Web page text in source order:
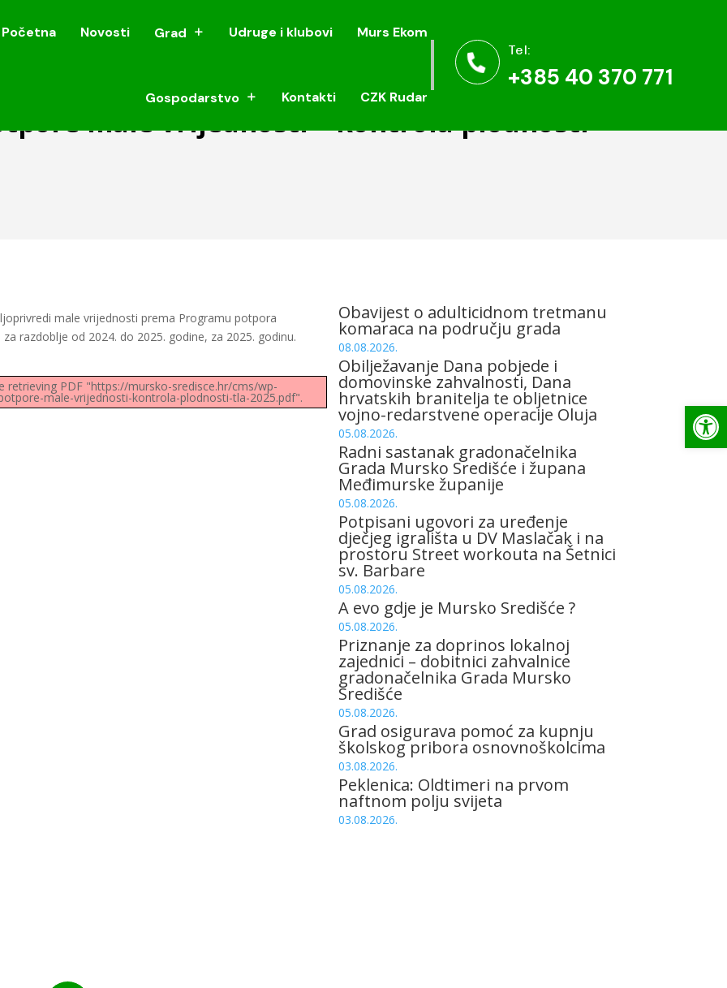
Početna Novosti Grad Udruge i klubovi Murs Ekom
Gospodarstvo Kontakti CZK Rudar

Tel:
+385 40 370 771
Početna Novosti Grad Udruge i klubovi Murs Ekom
Gospodarstvo Kontakti CZK Rudar

Tel:
+385 40 370 771
male vrijednosti – kontrola plodnosti
male vrijednosti prema Programu potpora
razdoblje od 2024. do 2025. godine, za 2025. godinu.
retrieving PDF "https://mursko-sredisce.hr/cms/wp-
male-vrijednosti-kontrola-plodnosti-tla-2025.pdf".
Obavijest o adulticidnom tretmanu
komaraca na području grada
08.08.2026.
Obilježavanje Dana pobjede i
domovinske zahvalnosti, Dana
hrvatskih branitelja te obljetnice
vojno-redarstvene operacije Oluja
05.08.2026.
Radni sastanak gradonačelnika
Grada Mursko Središće i župana
Međimurske županije
05.08.2026.
Potpisani ugovori za uređenje
dječjeg igrališta u DV Maslačak i na
prostoru Street workouta na Šetnici
sv. Barbare
05.08.2026.
A evo gdje je Mursko Središće ?
05.08.2026.
Priznanje za doprinos lokalnoj
zajednici – dobitnici zahvalnice
gradonačelnika Grada Mursko
Središće
05.08.2026.
Grad osigurava pomoć za kupnju
školskog pribora osnovnoškolcima
03.08.2026.
Peklenica: Oldtimeri na prvom
naftnom polju svijeta
03.08.2026.